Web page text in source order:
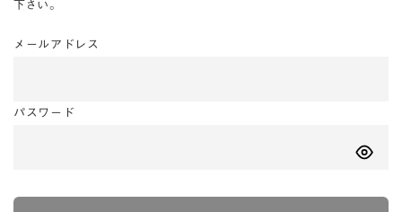
下さい。
メールアドレス
パスワード